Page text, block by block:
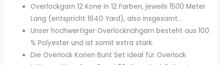
Overlockgarn 12 Kone in 12 Farben, jeweils 1500 Meter
Lang (entspricht 1640 Yard), also insgesamt...
Unser hochwertiger Overlocknähgarn besteht aus 100
% Polyester und ist somit extra stark.
Die Overlock Konen Bunt Set ideal für Overlock